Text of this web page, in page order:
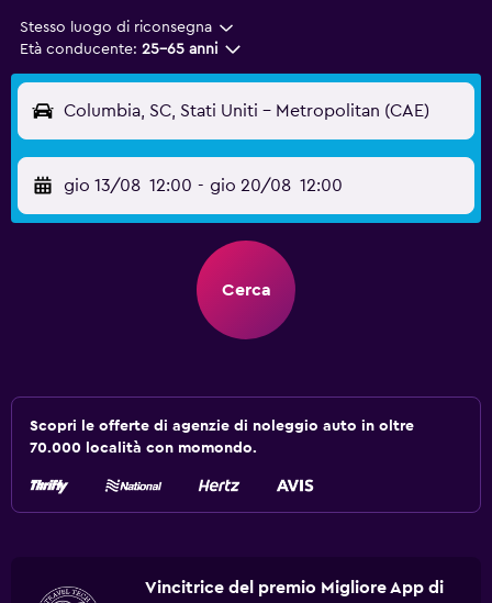
Stesso luogo di riconsegna
Età conducente: 25-65 anni
Columbia, SC, Stati Uniti - Metropolitan (CAE)
gio 13/08 12:00 - gio 20/08 12:00
Cerca
Scopri le offerte di agenzie di noleggio auto in oltre
70.000 località con momondo.
Vincitrice del premio Migliore App di